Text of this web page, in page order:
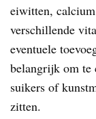
eiwitten,
verschillende
eventuele
belangrijk om te
suikers of
zitten.